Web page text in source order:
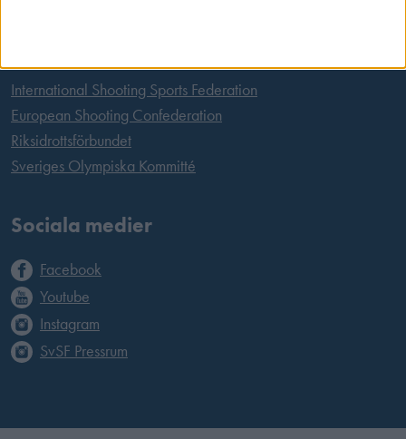
International Shooting Sports Federation
European Shooting Confederation
Riksidrottsförbundet
Sveriges Olympiska Kommitté
Sociala medier
Facebook
Youtube
Instagram
SvSF Pressrum